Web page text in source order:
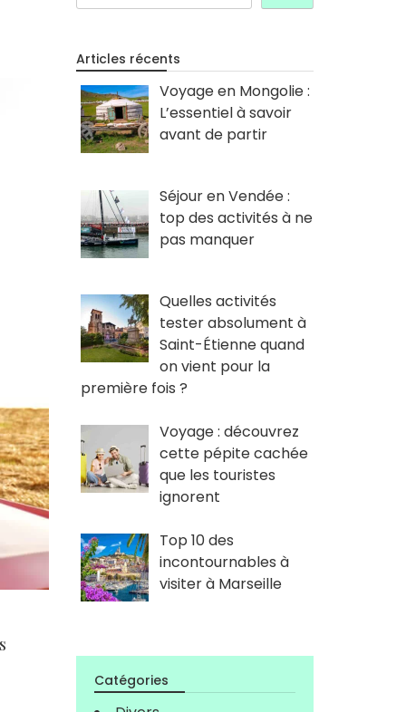
Articles récents
Voyage en Mongolie :
L’essentiel à savoir
avant de partir
Séjour en Vendée :
top des activités à ne
pas manquer
Quelles activités
tester absolument à
Saint-Étienne quand
on vient pour la
première fois ?
Voyage : découvrez
cette pépite cachée
que les touristes
ignorent
Top 10 des
incontournables à
visiter à Marseille
Catégories